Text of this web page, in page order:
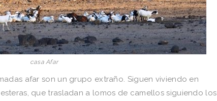
casa Afar
afar son un grupo extraño. Siguen viviendo en
que trasladan a lomos de camellos siguiendo los